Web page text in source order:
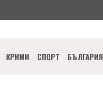
КРИМИ СПОРТ БЪЛГАРИЯ